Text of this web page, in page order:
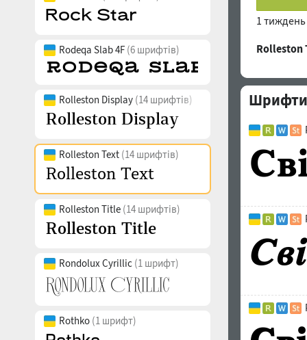
Rodeqa Slab 4F (6 шрифтів)
Rolleston Display (14 шрифтів)
Rolleston Text (14 шрифтів)
Rolleston Title (14 шрифтів)
Rondolux Cyrillic (1 шрифт)
Rothko (1 шрифт)
1
Шрифти